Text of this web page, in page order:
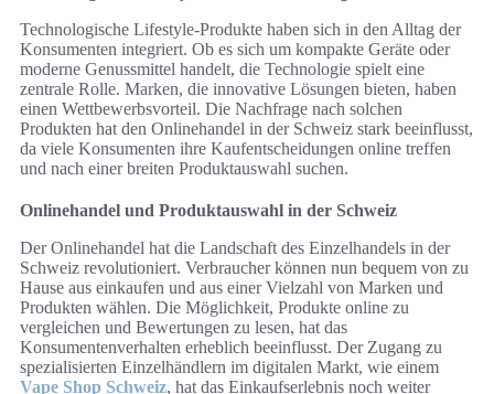
Technologische Lifestyle-Produkte haben sich in den Alltag der
Konsumenten integriert. Ob es sich um kompakte Geräte oder
moderne Genussmittel handelt, die Technologie spielt eine
zentrale Rolle. Marken, die innovative Lösungen bieten, haben
einen Wettbewerbsvorteil. Die Nachfrage nach solchen
Produkten hat den Onlinehandel in der Schweiz stark beeinflusst,
da viele Konsumenten ihre Kaufentscheidungen online treffen
und nach einer breiten Produktauswahl suchen.
Onlinehandel und Produktauswahl in der Schweiz
Der Onlinehandel hat die Landschaft des Einzelhandels in der
Schweiz revolutioniert. Verbraucher können nun bequem von zu
Hause aus einkaufen und aus einer Vielzahl von Marken und
Produkten wählen. Die Möglichkeit, Produkte online zu
vergleichen und Bewertungen zu lesen, hat das
Konsumentenverhalten erheblich beeinflusst. Der Zugang zu
spezialisierten Einzelhändlern im digitalen Markt, wie einem
Vape Shop Schweiz, hat das Einkaufserlebnis noch weiter